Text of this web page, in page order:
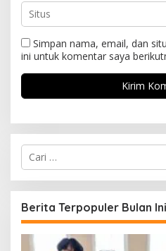
Simpan nama, email, dan
ini untuk komentar saya
C
i
u
n
t
Berita Terpopuler Bulan Ini